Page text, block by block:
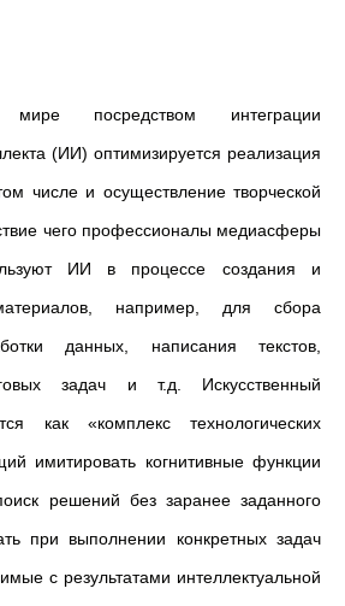
посредством интеграции
(ИИ) оптимизируется реализация
числе и осуществление творческой
чего профессионалы медиасферы
ИИ в процессе создания и
например, для сбора
данных, написания текстов,
задач и т.д. Искусственный
как «комплекс технологических
имитировать когнитивные функции
решений без заранее заданного
при выполнении конкретных задач
с результатами интеллектуальной